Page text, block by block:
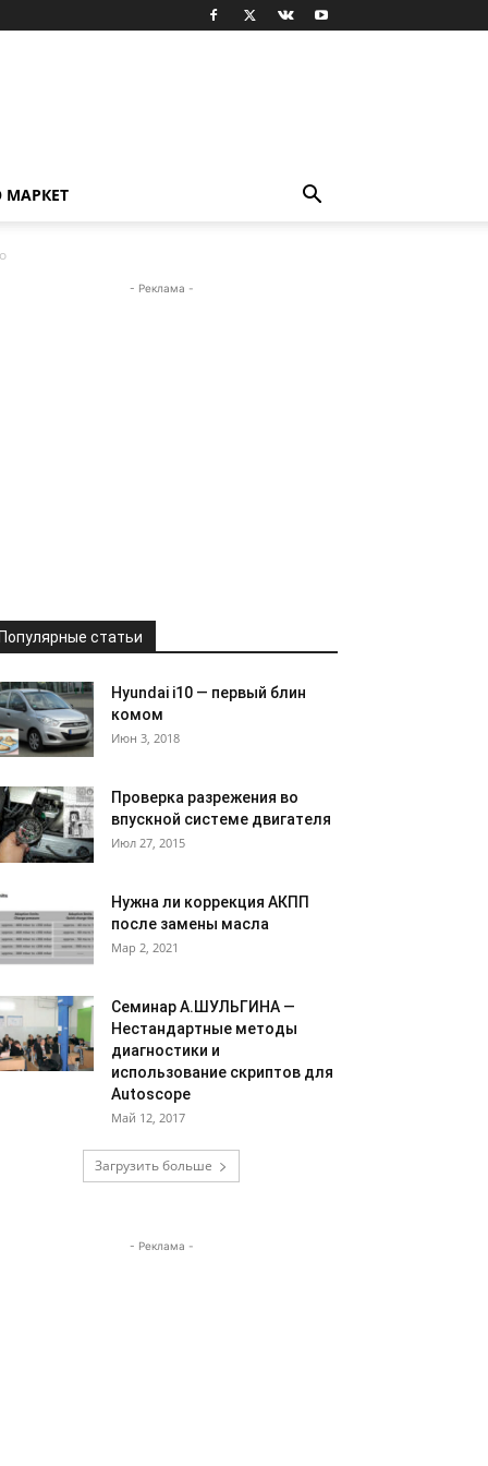
МАРКЕТ
- Реклама -
Популярные статьи
Hyundai i10 — первый блин
комом
Июн 3, 2018
Проверка разрежения во
впускной системе двигателя
Июл 27, 2015
Нужна ли коррекция АКПП
после замены масла
Мар 2, 2021
Семинар А.ШУЛЬГИНА —
Нестандартные методы
диагностики и
использование скриптов для
Autoscope
Май 12, 2017
Загрузить больше
- Реклама -